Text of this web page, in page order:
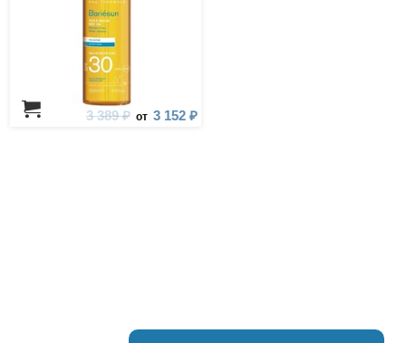
3 389 ₽ от 3 152 ₽